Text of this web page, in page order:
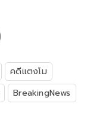
คดีเเตงโม
BreakingNews